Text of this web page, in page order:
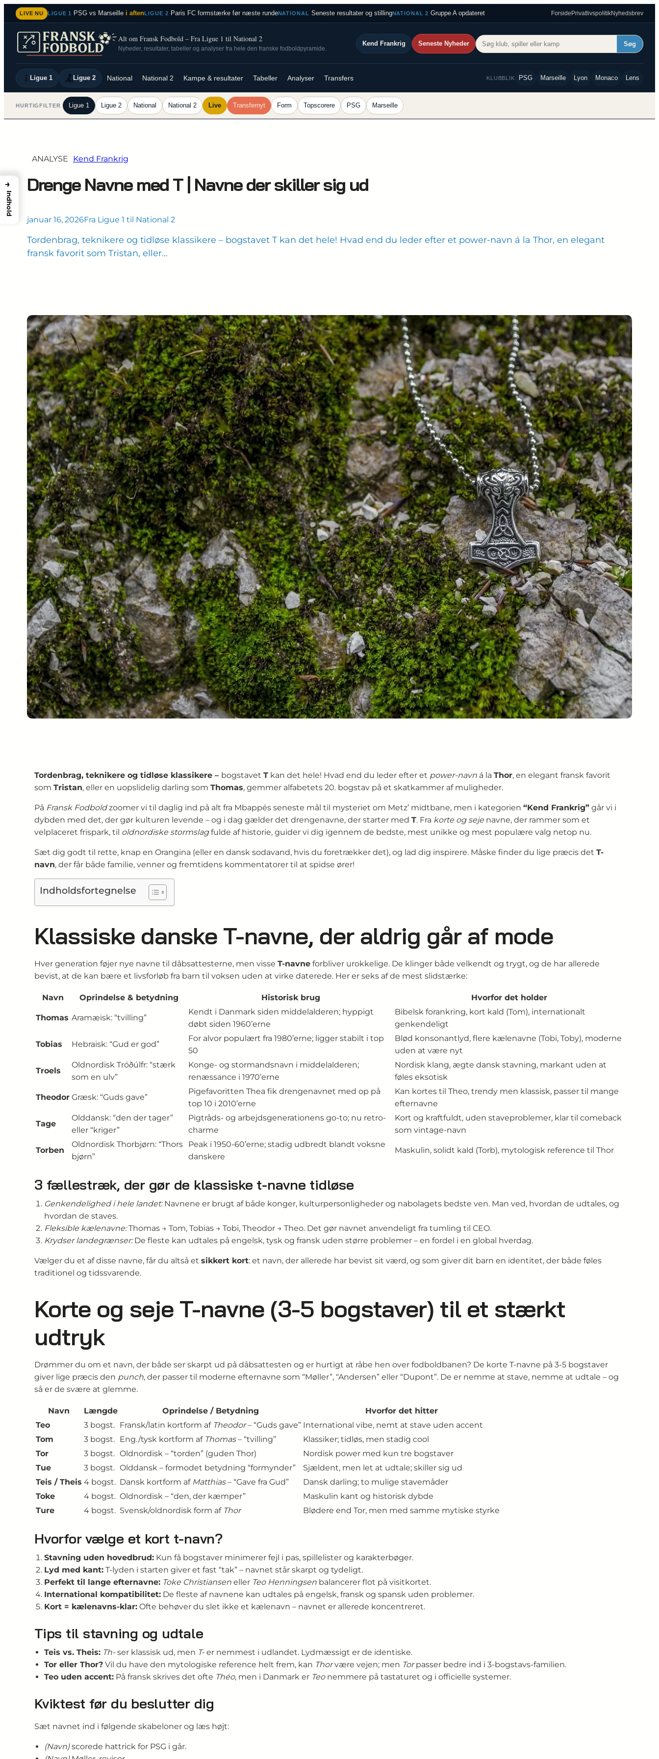
Spring
til
indhold
LIVE NU LIGUE 1 PSG vs Marseille i aftenLIGUE 2 Paris FC formstærke før næste rundeNATIONAL Seneste resultater og stillingNATIONAL 2 Gruppe A opdateret ForsidePrivatlivspolitikNyhedsbrev
Alt om Fransk Fodbold – Fra Ligue 1 til National 2
Nyheder, resultater, tabeller og analyser fra hele den franske fodboldpyramide.
Kend Frankrig Seneste Nyheder Søg
Ligue 1 Ligue 2 National National 2 Kampe & resultater Tabeller Analyser Transfers KLUBBLIK PSG Marseille Lyon Monaco Lens
HURTIGFILTER Ligue 1 Ligue 2 National National 2 Live Transfernyt Form Topscorere PSG Marseille
ANALYSE Kend Frankrig
Drenge Navne med T | Navne der skiller sig ud
januar 16, 2026Fra Ligue 1 til National 2
Tordenbrag, teknikere og tidløse klassikere – bogstavet T kan det hele! Hvad end du leder efter et power-navn á la Thor, en elegant
fransk favorit som Tristan, eller…
Tordenbrag, teknikere og tidløse klassikere – bogstavet T kan det hele! Hvad end du leder efter et power-navn á la Thor, en elegant fransk favorit
som Tristan, eller en uopslidelig darling som Thomas, gemmer alfabetets 20. bogstav på et skatkammer af muligheder.
På Fransk Fodboldzoomer vi til daglig ind på alt fra Mbappés seneste mål til mysteriet om Metz’ midtbane, men i kategorien “Kend Frankrig” går vi i
dybden med det, der gør kulturen levende – og i dag gælder det drengenavne, der starter med T. Fra korte og seje navne, der rammer som et
velplaceret frispark, til oldnordiske stormslagfulde af historie, guider vi dig igennem de bedste, mest unikke og mest populære valg netop nu.
Sæt dig godt til rette, knap en Orangina (eller en dansk sodavand, hvis du foretrækker det), og lad dig inspirere. Måske finder du lige præcis det T-
navn, der får både familie, venner og fremtidens kommentatorer til at spidse ører!
Indholdsfortegnelse
Klassiske danske T-navne, der aldrig går af mode
Hver generation føjer nye navne til dåbsattesterne, men visse T-navne forbliver urokkelige. De klinger både velkendt og trygt, og de har allerede
bevist, at de kan bære et livsforløb fra barn til voksen uden at virke daterede. Her er seks af de mest slidstærke:
Navn Oprindelse & betydning Historisk brug Hvorfor det holder
Thomas Aramæisk: “tvilling”
Kendt i Danmark siden middelalderen; hyppigt
døbt siden 1960’erne
Bibelsk forankring, kort kald (Tom), internationalt
genkendeligt
Tobias Hebraisk: “Gud er god”
For alvor populært fra 1980’erne; ligger stabilt i top
50
Blød konsonantlyd, flere kælenavne (Tobi, Toby), moderne
uden at være nyt
Troels
Oldnordisk Tróðúlfr: “stærk
som en ulv”
Konge- og stormandsnavn i middelalderen;
renæssance i 1970’erne
Nordisk klang, ægte dansk stavning, markant uden at
føles eksotisk
Theodor Græsk: “Guds gave”
Pigefavoritten Thea fik drengenavnet med op på
top 10 i 2010’erne
Kan kortes til Theo, trendy men klassisk, passer til mange
efternavne
Tage
Olddansk: “den der tager”
eller “kriger”
Pigtråds- og arbejdsgenerationens go-to; nu retro-
charme
Kort og kraftfuldt, uden staveproblemer, klar til comeback
som vintage-navn
Torben
Oldnordisk Thorbjørn: “Thors
bjørn”
Peak i 1950-60’erne; stadig udbredt blandt voksne
danskere
Maskulin, solidt kald (Torb), mytologisk reference til Thor
3 fællestræk, der gør de klassiske t-navne tidløse
Genkendelighed i hele landet:Navnene er brugt af både konger, kulturpersonligheder og nabolagets bedste ven. Man ved, hvordan de udtales, og
hvordan de staves.
Fleksible kælenavne:Thomas → Tom, Tobias → Tobi, Theodor → Theo. Det gør navnet anvendeligt fra tumling til CEO.
Krydser landegrænser:De fleste kan udtales på engelsk, tysk og fransk uden større problemer – en fordel i en global hverdag.
Vælger du et af disse navne, får du altså et sikkert kort: et navn, der allerede har bevist sit værd, og som giver dit barn en identitet, der både føles
traditionel og tidssvarende.
Korte og seje T-navne (3-5 bogstaver) til et stærkt
udtryk
Drømmer du om et navn, der både ser skarpt ud på dåbsattesten og er hurtigt at råbe hen over fodboldbanen? De korte T-navne på 3-5 bogstaver
giver lige præcis den punch, der passer til moderne efternavne som “Møller”, “Andersen” eller “Dupont”. De er nemme at stave, nemme at udtale – og
så er de svære at glemme.
Navn Længde Oprindelse / Betydning
Hvorfor det hitter
Teo
3 bogst. Fransk/latin kortform af Theodor– “Guds gave” International vibe, nemt at stave uden accent
Tom
3 bogst. Eng./tysk kortform af Thomas– “tvilling”
Klassiker; tidløs, men stadig cool
Tor
3 bogst. Oldnordisk – “torden” (guden Thor)
Nordisk power med kun tre bogstaver
Tue
3 bogst. Olddansk – formodet betydning “formynder”
Sjældent, men let at udtale; skiller sig ud
Teis / Theis 4 bogst. Dansk kortform af Matthias– “Gave fra Gud”
Dansk darling; to mulige stavemåder
Toke
4 bogst. Oldnordisk – “den, der kæmper”
Maskulin kant og historisk dybde
Ture
4 bogst. Svensk/oldnordisk form af Thor Blødere end Tor, men med samme mytiske styrke
Hvorfor vælge et kort t-navn?
Stavning uden hovedbrud: Kun få bogstaver minimerer fejl i pas, spillelister og karakterbøger.
Lyd med kant: T-lyden i starten giver et fast “tak” – navnet står skarpt og tydeligt.
Perfekt til lange efternavne: Toke Christiansen eller Teo Henningsen balancerer flot på visitkortet.
International kompatibilitet: De fleste af navnene kan udtales på engelsk, fransk og spansk uden problemer.
Kort = kælenavns-klar: Ofte behøver du slet ikke et kælenavn – navnet er allerede koncentreret.
Tips til stavning og udtale
Teis vs. Theis: Th-ser klassisk ud, men T-er nemmest i udlandet. Lydmæssigt er de identiske.
Tor eller Thor? Vil du have den mytologiske reference helt frem, kan Thorvære vejen; men Torpasser bedre ind i 3-bogstavs-familien.
Teo uden accent: På fransk skrives det ofte Théo, men i Danmark er Teonemmere på tastaturet og i officielle systemer.
Kviktest før du beslutter dig
Sæt navnet ind i følgende skabeloner og læs højt:
(Navn)scorede hattrick for PSG i går.
→
Indhold